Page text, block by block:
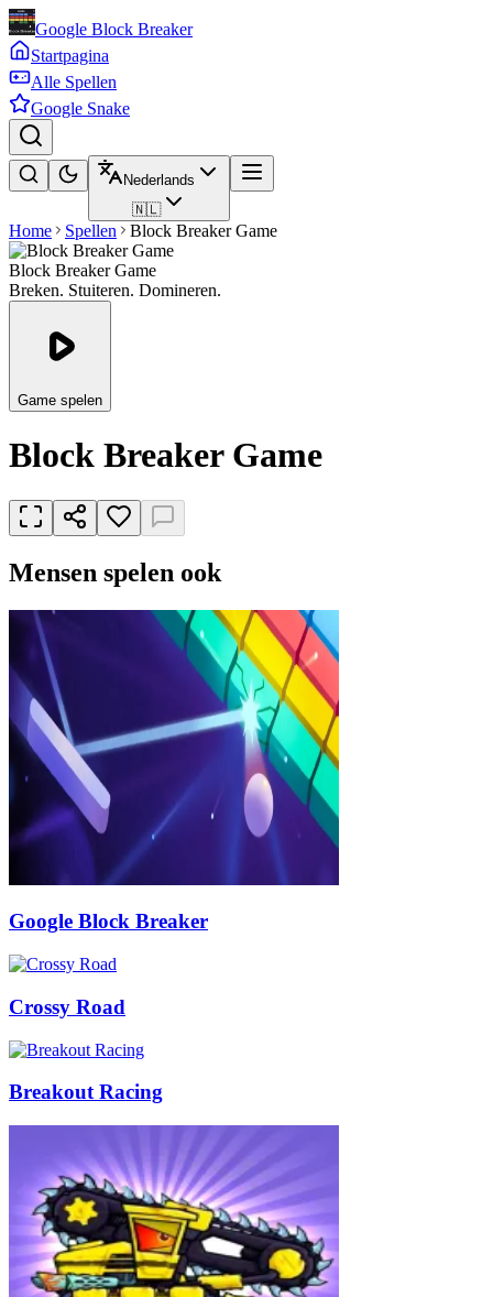
Google Block Breaker
Startpagina
Alle Spellen
Google Snake
Nederlands
🇳🇱
Home Spellen Block Breaker Game
Block Breaker Game
Breken. Stuiteren. Domineren.
Game spelen
Block Breaker Game
Mensen spelen ook
Google Block Breaker
Crossy Road
Breakout Racing